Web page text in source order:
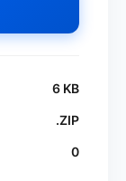
6 KB
.ZIP
0